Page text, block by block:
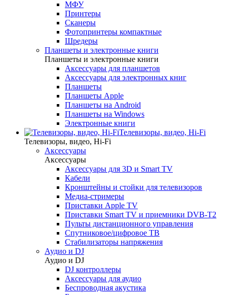
МФУ
Принтеры
Сканеры
Фотопринтеры компактные
Шредеры
Планшеты и электронные книги
Планшеты и электронные книги
Аксессуары для планшетов
Аксессуары для электронных книг
Планшеты
Планшеты Apple
Планшеты на Android
Планшеты на Windows
Электронные книги
Телевизоры, видео, Hi-Fi
Телевизоры, видео, Hi-Fi
Аксессуары
Аксессуары
Аксессуары для 3D и Smart TV
Кабели
Кронштейны и стойки для телевизоров
Медиа-стримеры
Приставки Apple TV
Приставки Smart TV и приемники DVB-T2
Пульты дистанционного управления
Спутниковое/цифровое ТВ
Стабилизаторы напряжения
Аудио и DJ
Аудио и DJ
DJ контроллеры
Аксессуары для аудио
Беспроводная акустика